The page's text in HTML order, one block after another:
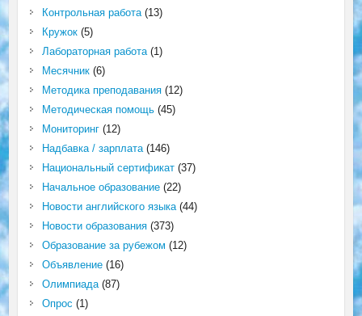
Контрольная работа(13)
Кружок(5)
Лабораторная работа(1)
Месячник(6)
Методика преподавания(12)
Методическая помощь(45)
Мониторинг(12)
Надбавка / зарплата(146)
Национальный сертификат(37)
Начальное образование(22)
Новости английского языка(44)
Новости образования(373)
Образование за рубежом (12)
Объявление(16)
Олимпиада(87)
Опрос (1)